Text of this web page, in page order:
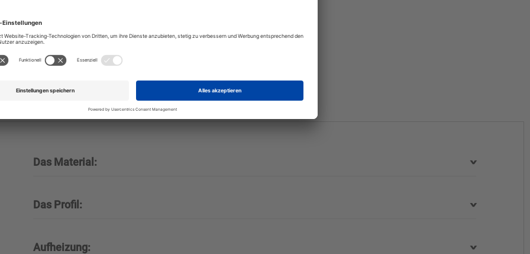
Das Material:
Das Profil:
Aufheizung: